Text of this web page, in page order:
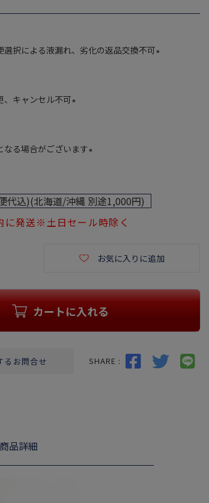
選択による液漏れ、劣化の返品交換不可
キャンセル不可
須
る場合がございます
須
)
代込)(北海道/沖縄 別途1,000円)
発送※土日セール時除く
お気に入りに追加
カートに入れる
るお問合せ SHARE :
商品詳細